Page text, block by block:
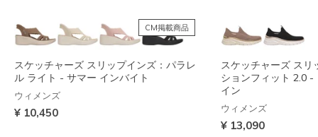
CM掲載商品
スケッチャーズ スリップインズ：パラレ
ル ライト - サマー インバイト
ウィメンズ
¥ 10,450
スケッチャーズ スリ
ションフィット 2.0 -
イン
ウィメンズ
¥ 13,090